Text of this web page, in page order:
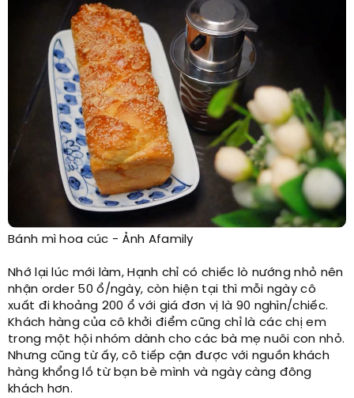
Bánh mì hoa cúc - Ảnh Afamily
Nhớ lại lúc mới làm, Hạnh chỉ có chiếc lò nướng nhỏ nên
nhận order 50 ổ/ngày, còn hiện tại thì mỗi ngày cô
xuất đi khoảng 200 ổ với giá đơn vị là 90 nghìn/chiếc.
Khách hàng của cô khởi điểm cũng chỉ là các chị em
trong một hội nhóm dành cho các bà mẹ nuôi con nhỏ.
Nhưng cũng từ ấy, cô tiếp cận được với nguồn khách
hàng khổng lồ từ bạn bè mình và ngày càng đông
khách hơn.